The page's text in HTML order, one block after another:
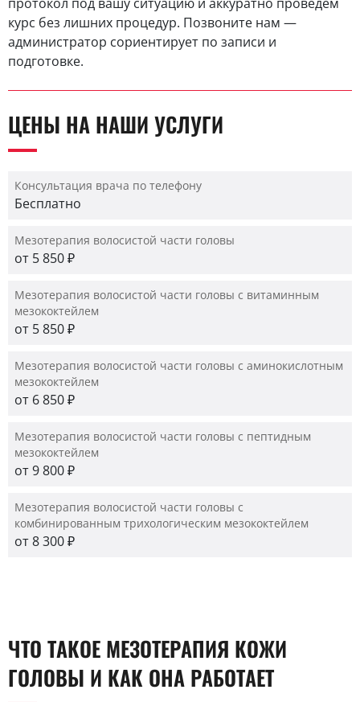
курс без лишних процедур. Позвоните нам —
администратор сориентирует по записи и
подготовке.
ЦЕНЫ НА НАШИ УСЛУГИ
Консультация врача по телефону
Бесплатно
Мезотерапия волосистой части головы
от 5 850 ₽
Мезотерапия волосистой части головы с витаминным
мезококтейлем
от 5 850 ₽
Мезотерапия волосистой части головы с аминокислотным
мезококтейлем
от 6 850 ₽
Мезотерапия волосистой части головы с пептидным
мезококтейлем
от 9 800 ₽
Мезотерапия волосистой части головы с
комбинированным трихологическим мезококтейлем
от 8 300 ₽
ЧТО ТАКОЕ МЕЗОТЕРАПИЯ КОЖИ
ГОЛОВЫ И КАК ОНА РАБОТАЕТ